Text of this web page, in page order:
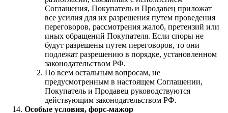
Соглашения, Покупатель и Продавец приложат
все усилия для их разрешения путем проведения
переговоров, рассмотрения жалоб, претензий или
иных обращений Покупателя. Если споры не
будут разрешены путем переговоров, то они
подлежат разрешению в порядке, установленном
законодательством РФ.
По всем остальным вопросам, не
предусмотренным в настоящем Соглашении,
Покупатель и Продавец руководствуются
действующим законодательством РФ.
Особые условия, форс-мажор